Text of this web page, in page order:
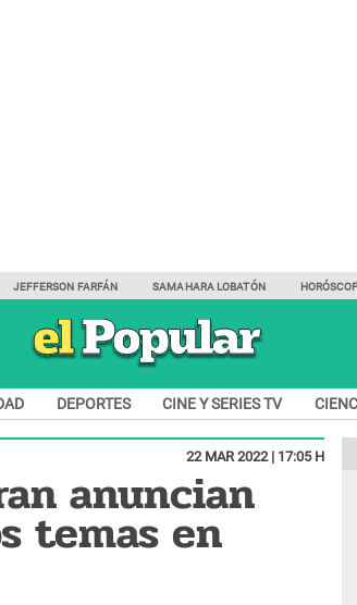
JEFFERSON FARFÁN SAMAHARA LOBATÓN
DEPORTES CINE Y SERIES TV
22 MAR 2022 | 17:05 H
anuncian
temas en